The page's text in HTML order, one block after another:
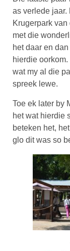
as verlede jaar.
Krugerpark
met die
het daar en
hierdie
wat my al die
spreek lewe.
Toe ek later by
het wat hierdie
beteken het,
glo dit was so